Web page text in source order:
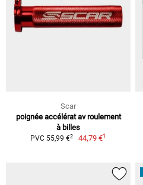
Scar
poignée accélérat av roulement
à billes
PVC 55,99 €2 44,79 €1